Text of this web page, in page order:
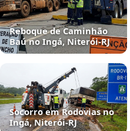
Reboque de Caminhão
Baú no Ingá, Niterói‑RJ
Socorro em Rodovias no
Ingá, Niterói‑RJ